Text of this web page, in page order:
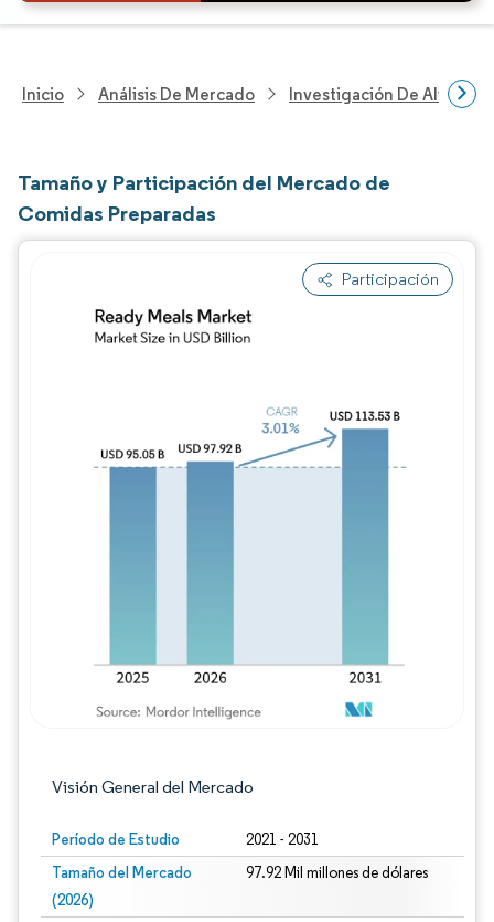
Inicio Análisis De Mercado Investigación De
Tamaño y Participación del Mercado de
Comidas Preparadas
Participación
Visión General del Mercado
Período de Estudio 2021 - 2031
Tamaño del Mercado
(2026)
97.92 Mil millones de dólares